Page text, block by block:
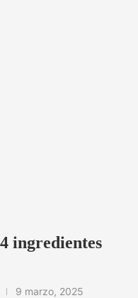
ingredientes
9 marzo, 2025